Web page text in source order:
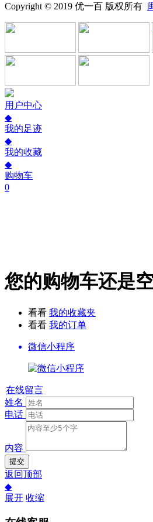
Copyright © 2019 优一百 版权所有
用户中心
◆
我的足迹
◆
我的收藏
◆
购物车
0
您的购物车还是
看看 我的收藏夹
看看 我的订单
微信小程序
在线留言
姓名
电话
内容
提交
返回顶部
◆
展开 收缩